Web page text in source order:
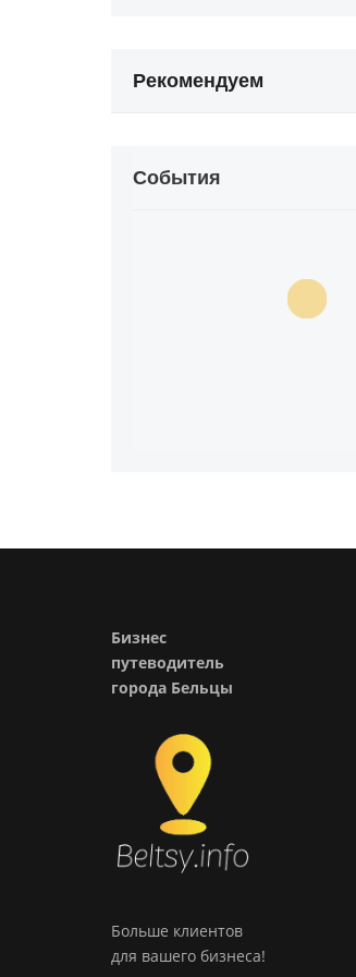
Рекомендуем
События
Бизнес
путеводитель
города Бельцы
Больше клиентов
для вашего бизнеса!